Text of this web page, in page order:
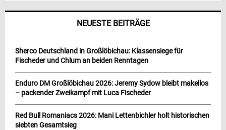
NEUESTE BEITRÄGE
Sherco Deutschland in Großlöbichau: Klassensiege für
Fischeder und Chlum an beiden Renntagen
Enduro DM Großlöbichau 2026: Jeremy Sydow bleibt makellos
– packender Zweikampf mit Luca Fischeder
Red Bull Romaniacs 2026: Mani Lettenbichler holt historischen
siebten Gesamtsieg